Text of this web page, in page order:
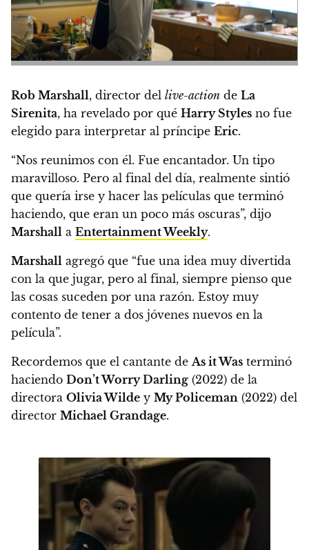
Rob Marshall, director del live-action de La
Sirenita, ha revelado por qué Harry Styles no fue
elegido para interpretar al príncipe Eric.
“Nos reunimos con él. Fue encantador. Un tipo
maravilloso. Pero al final del día, realmente sintió
que quería irse y hacer las películas que terminó
haciendo, que eran un poco más oscuras”, dijo
Marshall a Entertainment Weekly.
Marshall agregó que “fue una idea muy divertida
con la que jugar, pero al final, siempre pienso que
las cosas suceden por una razón. Estoy muy
contento de tener a dos jóvenes nuevos en la
película”.
Recordemos que el cantante deAs it Was terminó
haciendo Don’t Worry Darling (2022) de la
directora Olivia Wilde y My Policeman (2022) del
director Michael Grandage.